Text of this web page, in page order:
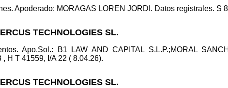
Apoderado: MORAGAS LOREN JORDI. Datos registrales. S
TECHNOLOGIES SL.
Apo.Sol.: B1 LAW AND CAPITAL S.L.P.;MORAL
, H T 41559, I/A 22 ( 8.04.26).
TECHNOLOGIES SL.